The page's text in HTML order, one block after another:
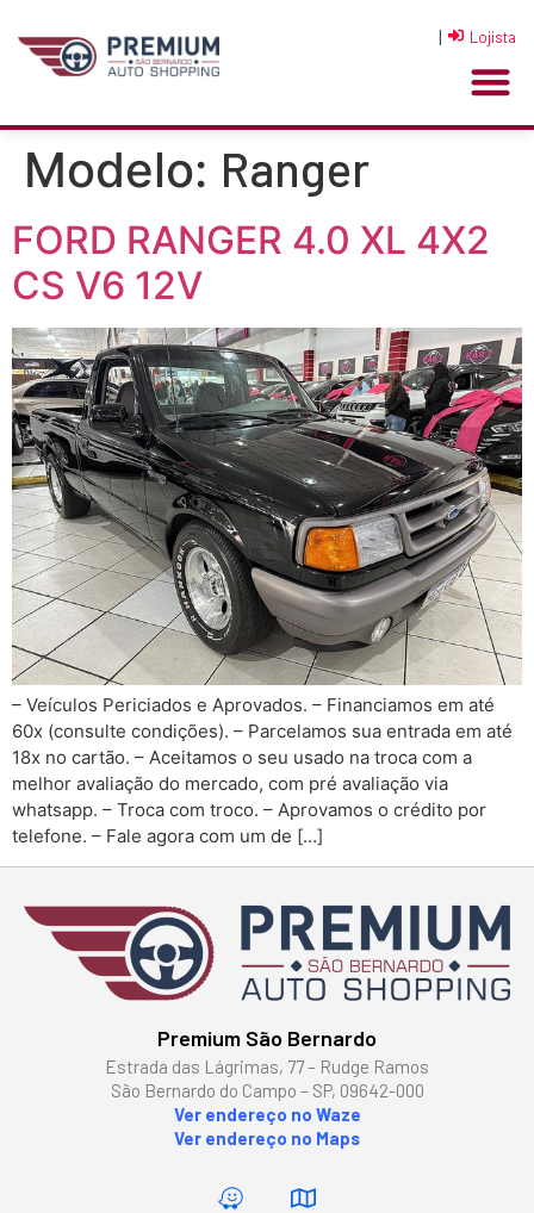
| Lojista
Modelo: Ranger
FORD RANGER 4.0 XL 4X2
CS V6 12V
– Veículos Periciados e Aprovados. – Financiamos em até
60x (consulte condições). – Parcelamos sua entrada em até
18x no cartão. – Aceitamos o seu usado na troca com a
melhor avaliação do mercado, com pré avaliação via
whatsapp. – Troca com troco. – Aprovamos o crédito por
telefone. – Fale agora com um de […]
Premium São Bernardo
Estrada das Lágrimas, 77 – Rudge Ramos
São Bernardo do Campo – SP, 09642-000
Ver endereço no Waze
Ver endereço no Maps